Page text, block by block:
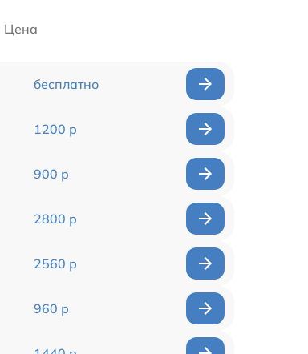
Цена
бесплатно
1200 р
900 р
2800 р
2560 р
960 р